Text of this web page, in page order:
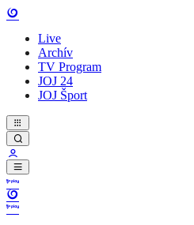
Live
Archív
TV Program
JOJ 24
JOJ Šport